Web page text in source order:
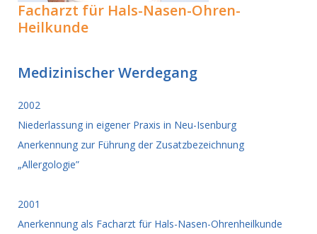
Facharzt für Hals-Nasen-Ohren-
Heilkunde
Medizinischer Werdegang
2002
Niederlassung in eigener Praxis in Neu-Isenburg
Anerkennung zur Führung der Zusatzbezeichnung
„Allergologie”
2001
Anerkennung als Facharzt für Hals-Nasen-Ohrenheilkunde